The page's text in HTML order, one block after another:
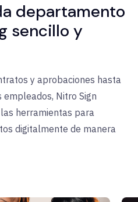
departamento
sencillo y
y aprobaciones hasta
Nitro Sign
herramientas para
digitalmente de manera